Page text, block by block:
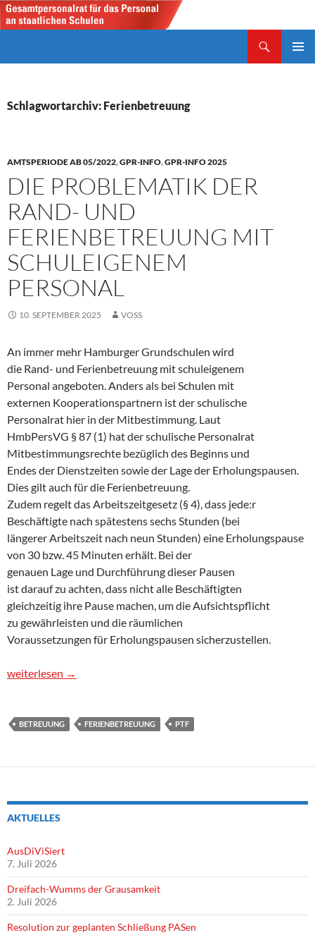
Zum
Inhalt
Schlagwortarchiv: Ferienbetreuung
AMTSPERIODE AB 05/2022,GPR-INFO,GPR-INFO 2025
DIE PROBLEMATIK DER
RAND- UND
FERIENBETREUUNG MIT
SCHULEIGENEM
PERSONAL
10. SEPTEMBER 2025 VOSS
An immer mehr Hamburger Grundschulen wird
die Rand- und Ferienbetreuung mit schuleigenem
Personal angeboten. Anders als bei Schulen mit
externen Kooperationspartnern ist der schulische
Personalrat hier in der Mitbestimmung. Laut
HmbPersVG § 87 (1) hat der schulische Personalrat
Mitbestimmungsrechte bezüglich des Beginns und
Endes der Dienstzeiten sowie der Lage der Erholungspausen.
Dies gilt auch für die Ferienbetreuung.
Zudem regelt das Arbeitszeitgesetz (§ 4), dass jede:r
Beschäftigte nach spätestens sechs Stunden (bei
längerer Arbeitszeit nach neun Stunden) eine Erholungspause
von 30 bzw. 45 Minuten erhält. Bei der
genauen Lage und Durchführung dieser Pausen
ist darauf zu achten, dass nicht alle Beschäftigten
gleichzeitig ihre Pause machen, um die Aufsichtspflicht
zu gewährleisten und die räumlichen
Voraussetzungen für Erholungspausen sicherzustellen.
Die Problematik der Rand- und Ferienbetreuung mit
weiterlesen →
BETREUUNG FERIENBETREUUNG PTF
AKTUELLES
AusDiViSiert
7. Juli 2026
Dreifach-Wumms der Grausamkeit
2. Juli 2026
Resolution zur geplanten Schließung PASen